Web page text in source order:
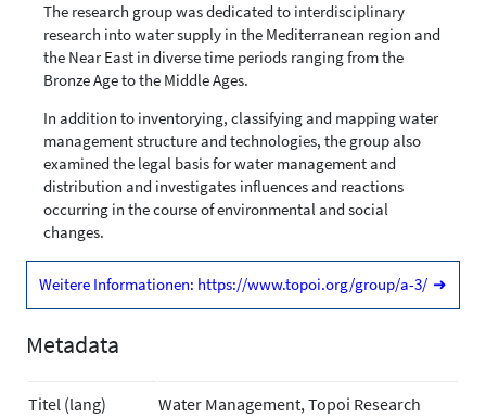
The research group was dedicated to interdisciplinary
research into water supply in the Mediterranean region and
the Near East in diverse time periods ranging from the
Bronze Age to the Middle Ages.
In addition to inventorying, classifying and mapping water
management structure and technologies, the group also
examined the legal basis for water management and
distribution and investigates influences and reactions
occurring in the course of environmental and social
changes.
Weitere Informationen: https://www.topoi.org/group/a-3/ ➜
Metadata
Titel (lang)
Water Management, Topoi Research